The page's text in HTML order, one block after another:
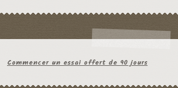
Commencer un essai offert de 90 jours